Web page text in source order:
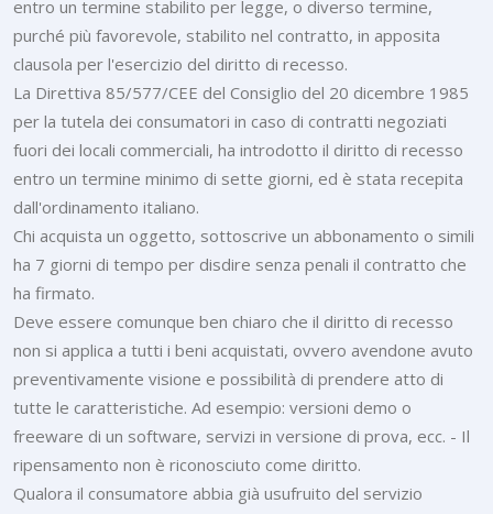
entro un termine stabilito per legge, o diverso termine,
purché più favorevole, stabilito nel contratto, in apposita
clausola per l'esercizio del diritto di recesso.
La Direttiva 85/577/CEE del Consiglio del 20 dicembre 1985
per la tutela dei consumatori in caso di contratti negoziati
fuori dei locali commerciali, ha introdotto il diritto di recesso
entro un termine minimo di sette giorni, ed è stata recepita
dall'ordinamento italiano.
Chi acquista un oggetto, sottoscrive un abbonamento o simili
ha 7 giorni di tempo per disdire senza penali il contratto che
ha firmato.
Deve essere comunque ben chiaro che il diritto di recesso
non si applica a tutti i beni acquistati, ovvero avendone avuto
preventivamente visione e possibilità di prendere atto di
tutte le caratteristiche. Ad esempio: versioni demo o
freeware di un software, servizi in versione di prova, ecc. - Il
ripensamento non è riconosciuto come diritto.
Qualora il consumatore abbia già usufruito del servizio